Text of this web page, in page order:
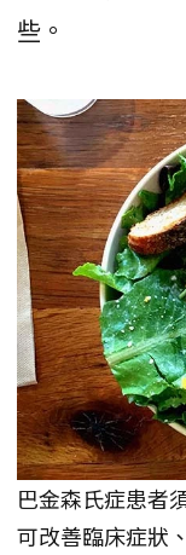
些。
巴金森氏症患者
可改善臨床症狀